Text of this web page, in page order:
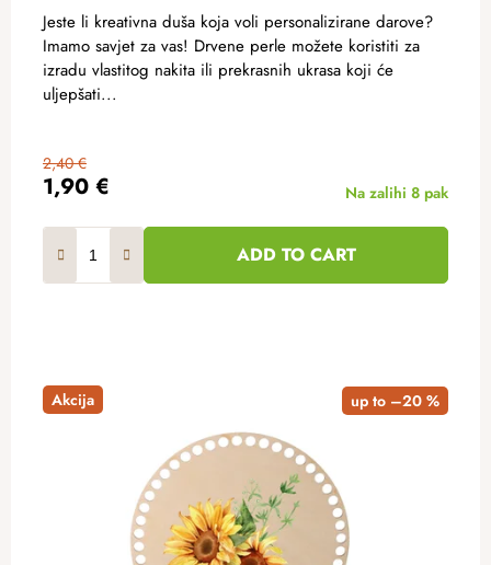
1,90 €
2,40 €
Na zalihi 8 pak
ADD TO CART
Jeste li kreativna duša koja voli personalizirane darove?
Imamo savjet za vas! Drvene perle možete koristiti za
izradu vlastitog nakita ili prekrasnih ukrasa koji će
uljepšati...
Akcija up to –20 %